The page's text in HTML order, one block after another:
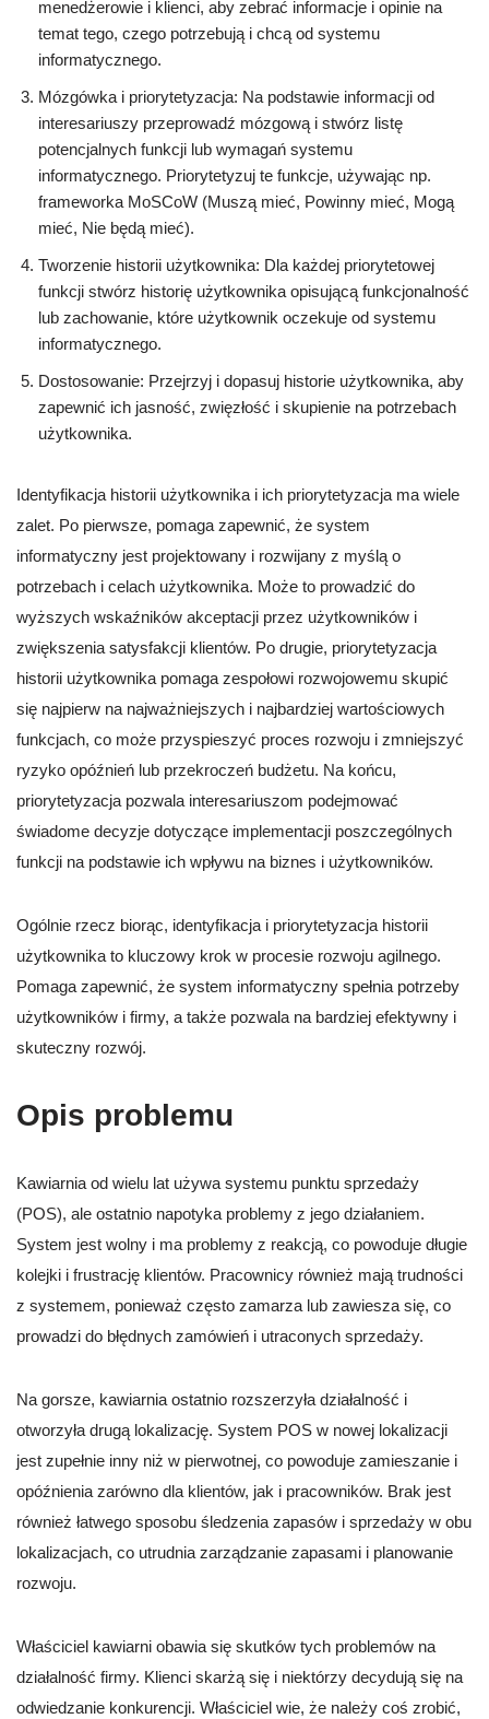
menedżerowie i klienci, aby zebrać informacje i opinie na
temat tego, czego potrzebują i chcą od systemu
informatycznego.
Mózgówka i priorytetyzacja: Na podstawie informacji od
interesariuszy przeprowadź mózgową i stwórz listę
potencjalnych funkcji lub wymagań systemu
informatycznego. Priorytetyzuj te funkcje, używając np.
frameworka MoSCoW (Muszą mieć, Powinny mieć, Mogą
mieć, Nie będą mieć).
Tworzenie historii użytkownika: Dla każdej priorytetowej
funkcji stwórz historię użytkownika opisującą funkcjonalność
lub zachowanie, które użytkownik oczekuje od systemu
informatycznego.
Dostosowanie: Przejrzyj i dopasuj historie użytkownika, aby
zapewnić ich jasność, zwięzłość i skupienie na potrzebach
użytkownika.
Identyfikacja historii użytkownika i ich priorytetyzacja ma wiele
zalet. Po pierwsze, pomaga zapewnić, że system
informatyczny jest projektowany i rozwijany z myślą o
potrzebach i celach użytkownika. Może to prowadzić do
wyższych wskaźników akceptacji przez użytkowników i
zwiększenia satysfakcji klientów. Po drugie, priorytetyzacja
historii użytkownika pomaga zespołowi rozwojowemu skupić
się najpierw na najważniejszych i najbardziej wartościowych
funkcjach, co może przyspieszyć proces rozwoju i zmniejszyć
ryzyko opóźnień lub przekroczeń budżetu. Na końcu,
priorytetyzacja pozwala interesariuszom podejmować
świadome decyzje dotyczące implementacji poszczególnych
funkcji na podstawie ich wpływu na biznes i użytkowników.
Ogólnie rzecz biorąc, identyfikacja i priorytetyzacja historii
użytkownika to kluczowy krok w procesie rozwoju agilnego.
Pomaga zapewnić, że system informatyczny spełnia potrzeby
użytkowników i firmy, a także pozwala na bardziej efektywny i
skuteczny rozwój.
Opis problemu
Kawiarnia od wielu lat używa systemu punktu sprzedaży
(POS), ale ostatnio napotyka problemy z jego działaniem.
System jest wolny i ma problemy z reakcją, co powoduje długie
kolejki i frustrację klientów. Pracownicy również mają trudności
z systemem, ponieważ często zamarza lub zawiesza się, co
prowadzi do błędnych zamówień i utraconych sprzedaży.
Na gorsze, kawiarnia ostatnio rozszerzyła działalność i
otworzyła drugą lokalizację. System POS w nowej lokalizacji
jest zupełnie inny niż w pierwotnej, co powoduje zamieszanie i
opóźnienia zarówno dla klientów, jak i pracowników. Brak jest
również łatwego sposobu śledzenia zapasów i sprzedaży w obu
lokalizacjach, co utrudnia zarządzanie zapasami i planowanie
rozwoju.
Właściciel kawiarni obawia się skutków tych problemów na
działalność firmy. Klienci skarżą się i niektórzy decydują się na
odwiedzanie konkurencji. Właściciel wie, że należy coś zrobić,